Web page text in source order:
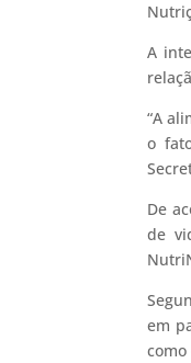
A
“A
o
De
de
em